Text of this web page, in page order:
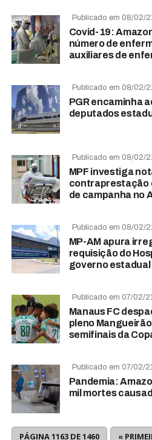
Publicado em 08/02/
Covid-19:
número de
auxiliares de
Publicado em 08/02/
PGR encaminha
deputados
Publicado em 08/02/
MPF investiga
contraprestação
de campanha no
Publicado em 08/02/
MP-AM apura
requisição do
governo estadual
Publicado em 07/02/21
Manaus FC
pleno
semifinais da
Publicado em 07/02/21
Pandemia:
mil mortes
PÁGINA 1163 DE 1460 «